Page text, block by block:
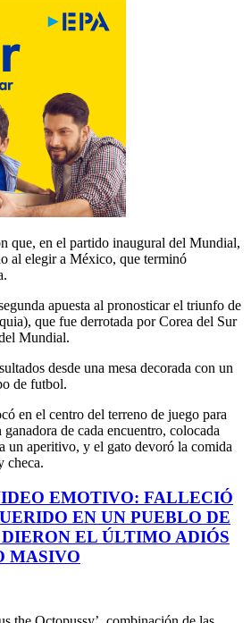
que, en el partido inaugural del Mundial,
al elegir a México, que terminó
apuesta al pronosticar el triunfo de
que fue derrotada por Corea del Sur
Mundial.
desde una mesa decorada con un
de futbol.
en el centro del terreno de juego para
de cada encuentro, colocada
un aperitivo, y el gato devoró la comida
checa.
EMOTIVO: FALLECIÓ
EN UN PUEBLO DE
EL ÚLTIMO ADIÓS
MASIVO